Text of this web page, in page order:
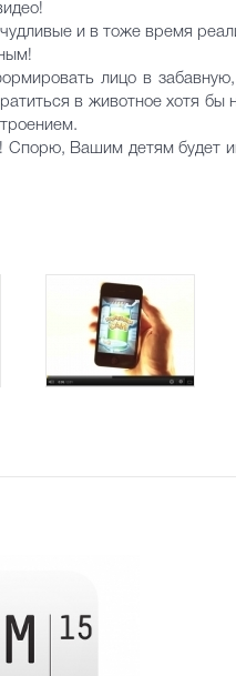
и в тоже время
лицо в
в животное хотя бы
Вашим детям будет